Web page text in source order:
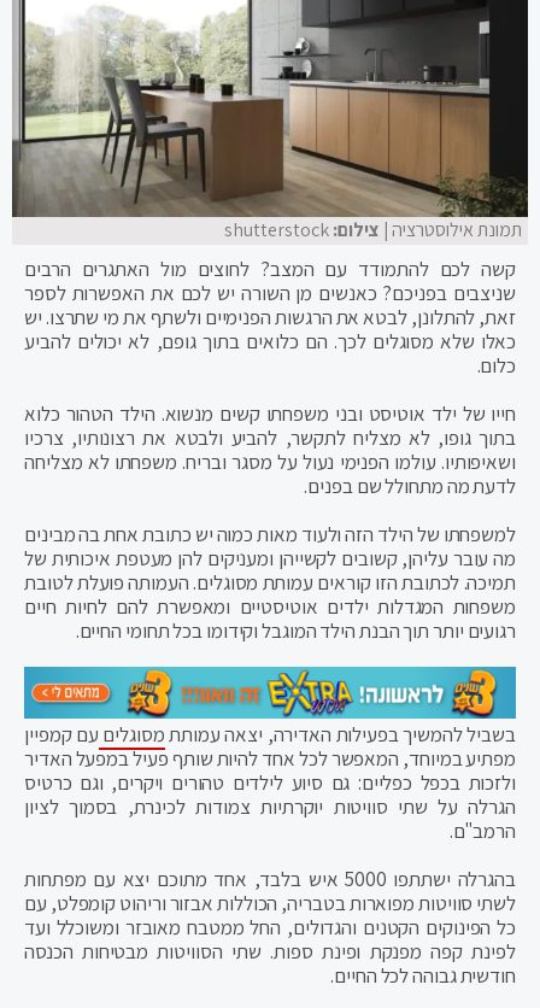
תמונת אילוסטרציה| צילום:shutterstock
קשה לכם להתמודד עם המצב? לחוצים מול האתגרים הרבים
שניצבים בפניכם? כאנשים מן השורה יש לכם את האפשרות לספר
זאת, להתלונן, לבטא את הרגשות הפנימיים ולשתף את מי שתרצו. יש
כאלו שלא מסוגלים לכך. הם כלואים בתוך גופם, לא יכולים להביע
כלום.
חייו של ילד אוטיסט ובני משפחתו קשים מנשוא. הילד הטהור כלוא
בתוך גופו, לא מצליח לתקשר, להביע ולבטא את רצונותיו, צרכיו
ושאיפותיו. עולמו הפנימי נעול על מסגר ובריח. משפחתו לא מצליחה
לדעת מה מתחולל שם בפנים.
למשפחתו של הילד הזה ולעוד מאות כמוה יש כתובת אחת בה מבינים
מה עובר עליהן, קשובים לקשייהן ומעניקים להן מעטפת איכותית של
תמיכה. לכתובת הזו קוראים עמותת מסוגלים. העמותה פועלת לטובת
משפחות המגדלות ילדים אוטיסטיים ומאפשרת להם לחיות חיים
רגועים יותר תוך הבנת הילד המוגבל וקידומו בכל תחומי החיים.
בשביל להמשיך בפעילות האדירה, יצאה עמותתמסוגלים עם קמפיין
מפתיע במיוחד, המאפשר לכל אחד להיות שותף פעיל במפעל האדיר
ולזכות בכפל כפליים: גם סיוע לילדים טהורים ויקרים, וגם כרטיס
הגרלה על שתי סוויטות יוקרתיות צמודות לכינרת, בסמוך לציון
הרמב"ם.
בהגרלה ישתתפו 5000 איש בלבד, אחד מתוכם יצא עם מפתחות
לשתי סוויטות מפוארות בטבריה, הכוללות אבזור וריהוט קומפלט, עם
כל הפינוקים הקטנים והגדולים, החל ממטבח מאובזר ומשוכלל ועד
לפינת קפה מפנקת ופינת ספות. שתי הסוויטות מבטיחות הכנסה
חודשית גבוהה לכל החיים.